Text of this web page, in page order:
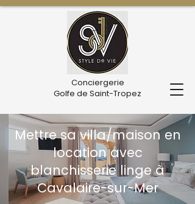
Conciergerie
Golfe de Saint-Tropez
Mettre sa villa/maison en
location avec
blanchisserie linge à
Cavalaire-sur-Mer